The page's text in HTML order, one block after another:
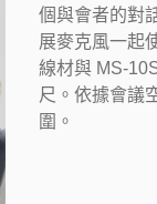
個與會者的對
展麥克風一起
線材與 MS-
尺。依據會議
圍。